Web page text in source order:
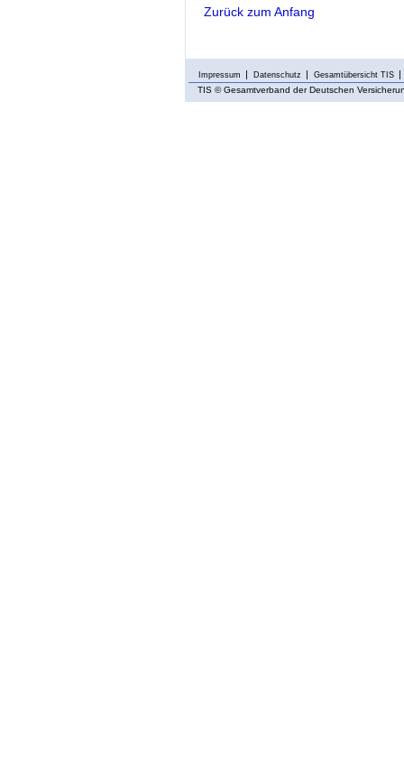
Zurück zum Anfang
Impressum Datenschutz Gesamtübersicht TIS
TIS © Gesamtverband der Deutschen